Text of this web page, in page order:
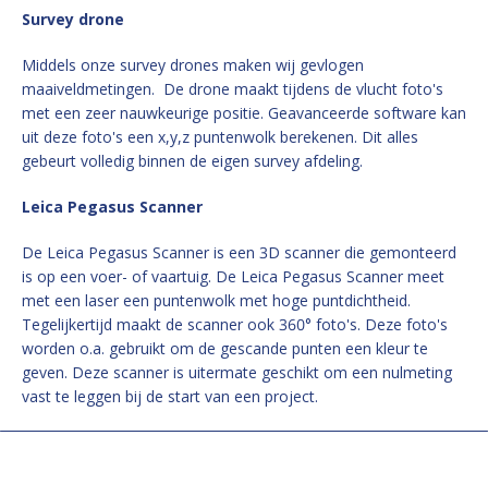
Survey drone
Middels onze survey drones maken wij gevlogen
maaiveldmetingen. De drone maakt tijdens de vlucht foto's
met een zeer nauwkeurige positie. Geavanceerde software kan
uit deze foto's een x,y,z puntenwolk berekenen. Dit alles
gebeurt volledig binnen de eigen survey afdeling.
Leica Pegasus Scanner
De Leica Pegasus Scanner is een 3D scanner die gemonteerd
is op een voer- of vaartuig. De Leica Pegasus Scanner meet
met een laser een puntenwolk met hoge puntdichtheid.
Tegelijkertijd maakt de scanner ook 360° foto's. Deze foto's
worden o.a. gebruikt om de gescande punten een kleur te
geven. Deze scanner is uitermate geschikt om een nulmeting
vast te leggen bij de start van een project.